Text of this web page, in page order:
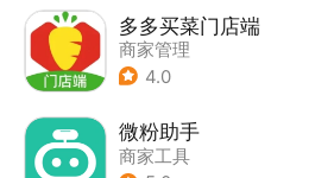
多多买菜门店端
商家管理
4.0
微粉助手
商家工具